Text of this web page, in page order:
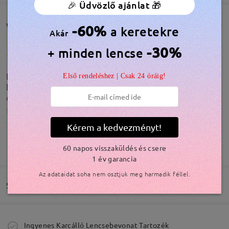
Modellinformáció
Vásárlói vélemények(119)
La graduación genial, como todas las gafas que me
he comprado, son preciosas. Pero la caja viene
completamente rota. Destrozada.
by Natalia BM on Jul 30 , 2026
TOVÁBBIAK MEGJELENÍTÉSE
Szállítás
Megrendelés leadva
Ingyenes Karcálló Lencsebevonat Tartozék
🎉 Üdvözlő ajánlat 🎁
Akár -60% a keretekre
+ minden lencse -30%
Első rendeléshez | Csak 24 óráig!
Kérem a kedvezményt!
60 napos visszaküldés és csere
1 év garancia
Az adataidat soha nem osztjuk meg harmadik féllel.